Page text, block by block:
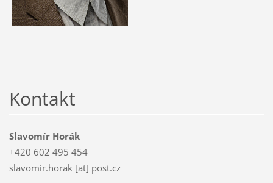
Kontakt
Slavomír Horák
+420 602 495 454
slavomir.horak [at] post.cz